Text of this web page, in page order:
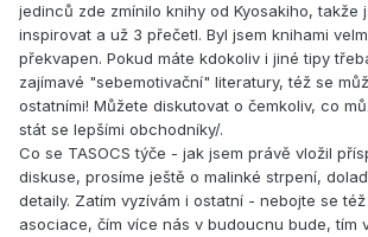
jedinců zde zmínilo knihy od Kyosakiho, takže
inspirovat a už 3 přečetl. Byl jsem knihami
překvapen. Pokud máte kdokoliv i jiné tipy
zajímavé "sebemotivační" literatury, též se
ostatními! Můžete diskutovat o čemkoliv, co
stát se lepšími obchodníky/.
Co se TASOCS týče - jak jsem právě vložil
diskuse, prosíme ještě o malinké strpení,
detaily. Zatím vyzívám i ostatní - nebojte se
asociace, čím více nás v budoucnu bude, tím